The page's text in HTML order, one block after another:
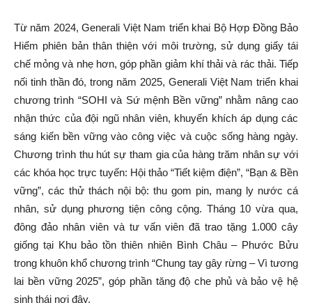
Từ năm 2024, Generali Việt Nam triển khai Bộ Hợp Đồng Bảo
Hiểm phiên bản thân thiện với môi trường, sử dụng giấy tái
chế mỏng và nhẹ hơn, góp phần giảm khí thải và rác thải. Tiếp
nối tinh thần đó, trong năm 2025, Generali Việt Nam triển khai
chương trình “SOHI và Sứ mệnh Bền vững” nhằm nâng cao
nhận thức của đội ngũ nhân viên, khuyến khích áp dụng các
sáng kiến bền vững vào công việc và cuộc sống hàng ngày.
Chương trình thu hút sự tham gia của hàng trăm nhân sự với
các khóa học trực tuyến: Hội thảo “Tiết kiệm điện”, “Bạn & Bền
vững”, các thử thách nội bộ: thu gom pin, mang ly nước cá
nhân, sử dụng phương tiện công cộng. Tháng 10 vừa qua,
đông đảo nhân viên và tư vấn viên đã trao tặng 1.000 cây
giống tại Khu bảo tồn thiên nhiên Bình Châu – Phước Bửu
trong khuôn khổ chương trình “Chung tay gây rừng – Vì tương
lai bền vững 2025”, góp phần tăng độ che phủ và bảo vệ hệ
sinh thái nơi đây.